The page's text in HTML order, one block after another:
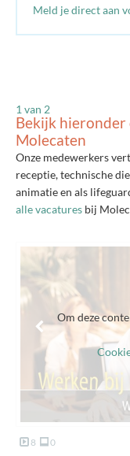
1 van 2
Meld je direct aan
Bekijk hieronder
Molecaten
Onze medewerkers
receptie, technische
animatie en als
alle vacatures bij
Om deze
8 0